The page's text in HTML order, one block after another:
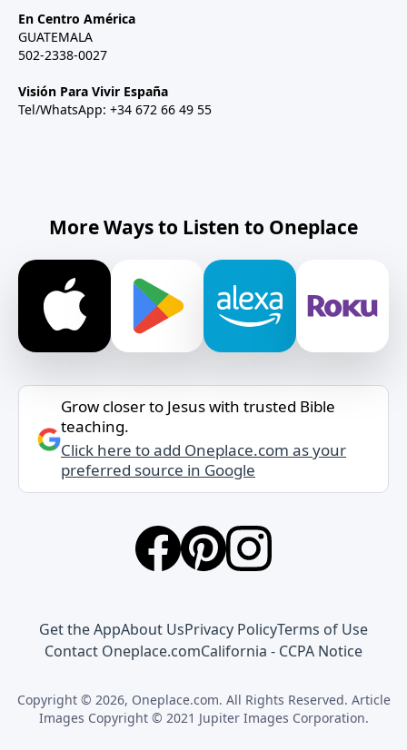
En Centro América
GUATEMALA
502-2338-0027
Visión Para Vivir España
Tel/WhatsApp: +34 672 66 49 55
More Ways to Listen to Oneplace
Grow closer to Jesus with trusted Bible
teaching.
Click here to add Oneplace.com as your
preferred source in Google
Get the AppAbout UsPrivacy PolicyTerms of Use
Contact Oneplace.comCalifornia - CCPA Notice
Copyright © 2026, Oneplace.com. All Rights Reserved. Article
Images Copyright © 2021 Jupiter Images Corporation.